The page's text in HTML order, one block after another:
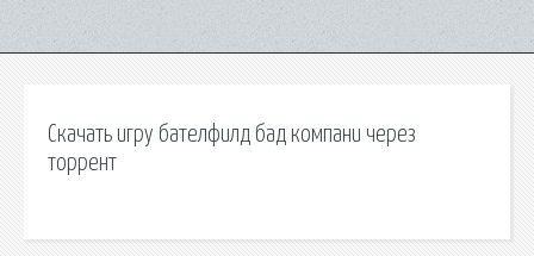
Скачать игру бателфилд бад компани через
торрент